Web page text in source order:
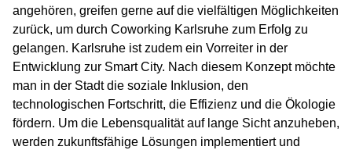
angehören, greifen gerne auf die vielfältigen Möglichkeiten
zurück, um durch Coworking Karlsruhe zum Erfolg zu
gelangen. Karlsruhe ist zudem ein Vorreiter in der
Entwicklung zur Smart City. Nach diesem Konzept möchte
man in der Stadt die soziale Inklusion, den
technologischen Fortschritt, die Effizienz und die Ökologie
fördern. Um die Lebensqualität auf lange Sicht anzuheben,
werden zukunftsfähige Lösungen implementiert und